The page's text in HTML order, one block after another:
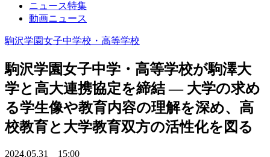
ニュース特集
動画ニュース
駒沢学園女子中学校・高等学校
駒沢学園女子中学・高等学校が駒澤大
学と高大連携協定を締結 ― 大学の求め
る学生像や教育内容の理解を深め、高
校教育と大学教育双方の活性化を図る
2024.05.31 15:00